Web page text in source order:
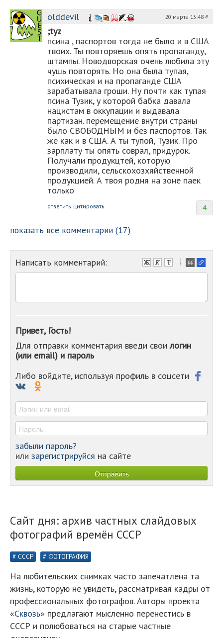
olddevil 20 марта 13:48 #
;tyz
псина , паспортов тогда не было и в США
твоих. Ты повторяешь опять пропаганду,
штампы. Новодворская очень любила эту
чушь повторять. Но она была тупая,
психическая и на пропаганде США
зарабатывала гроши. Ну почти как тупая
псина Тузик, у которой бабка давала
нацистам в оккупации и выдавала
партизан. перемещение внутри страны
было СВОБОДНЫМ и без паспортов. Так
же как и в США. А ты тупой, Тузик. Про
зарплату ты опять соврал, придурок.
Получали продукцтей, которую
производили, сельскохозхяйственной
продукцией. А твоя родня на зоне паек
только
4
ответить цитировать
показать все комментарии (17)
Написать комментарий:
-
-
-
-
-
Привет, Гость!
Для отправки комментария введи своилогин
(или email) и пароль
Либо войдите, используя профиль в соцсети
забыли пароль?
или зарегистрируйся на сайте
Сайт дня: архив частных слайдовых
фотографий времён СССР
СССР ФОТОГРАФИЯ
На любительских снимках часто запечатлена та
жизнь, которую не увидеть, рассматривая кадры от
профессиональных фотографов. Авторы проекта
«Сквозь» предлагают мысленно перенестись в
СССР и полюбоваться на старые частные